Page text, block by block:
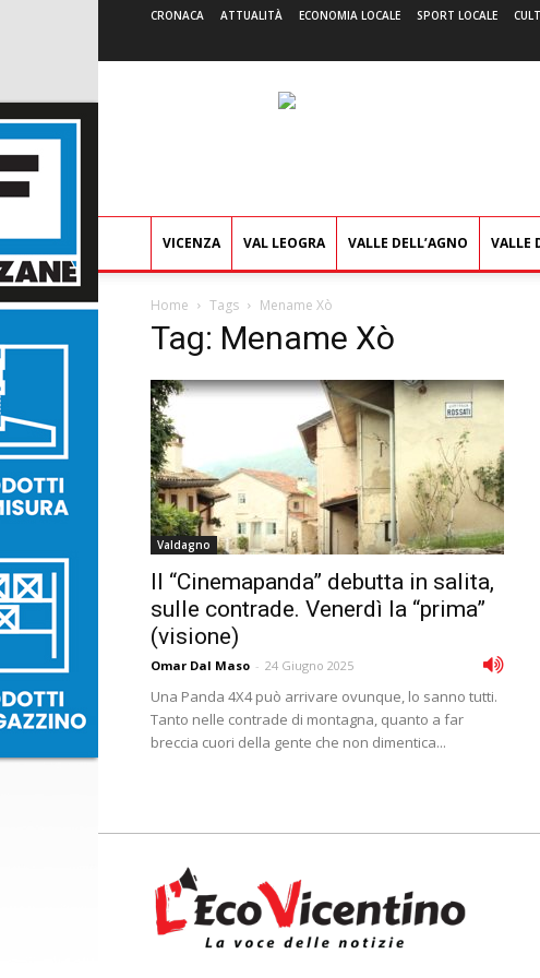
CRONACA ATTUALITÀ ECONOMIA LOCALE SPORT LOCALE
VICENZA VAL LEOGRA VALLE DELL’AGNO VALLE
Home Tags Mename Xò
Tag: Mename Xò
Valdagno
Il “Cinemapanda” debutta in salita,
sulle contrade. Venerdì la “prima”
(visione)
Omar Dal Maso - 24 Giugno 2025
Una Panda 4X4 può arrivare ovunque, lo sanno tutti.
Tanto nelle contrade di montagna, quanto a far
breccia cuori della gente che non dimentica...